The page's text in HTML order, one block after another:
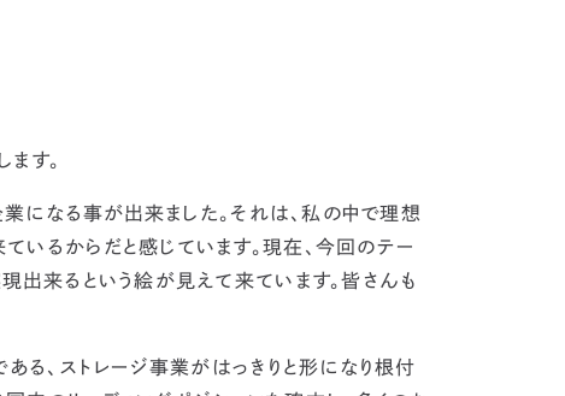
す。
になる事が出来ました。それは、私の中で理想
ている からだと感じています。現在、今回のテー
来るという絵が見えて来ています。皆さんも
る、ストレージ事業がはっきりと形になり根付